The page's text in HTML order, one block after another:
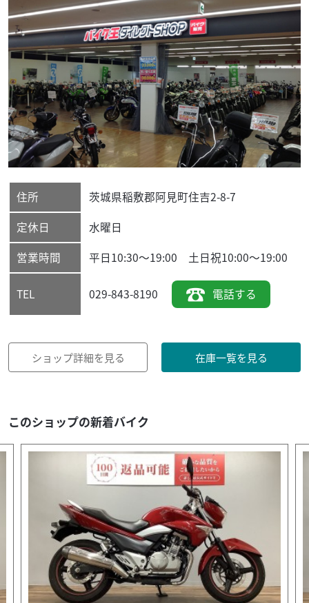
住所 茨城県稲敷郡阿見町住吉2-8-7
定休日
水曜日
営業時間
平日10:30～19:00 土日祝10:00～19:00
TEL 029-843-8190 電話する
ショップ詳細を見る 在庫一覧を見る
このショップの新着バイク